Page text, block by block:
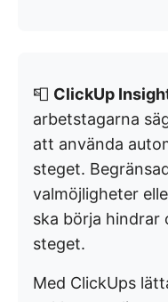
📮 ClickUp
arbetstagarna
att använda
steget.
valmöjligheter
ska börja
steget.
Med ClickUps